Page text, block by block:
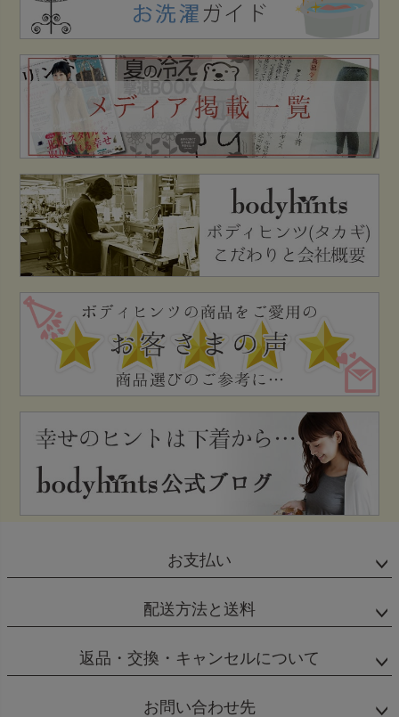
お支払い
配送方法と送料
返品・交換・キャンセルについて
お問い合わせ先